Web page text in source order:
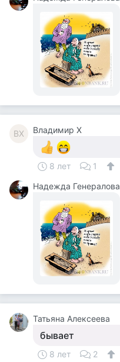
ВХ Владимир Х
8 лет 1
Надежда Генералова
Татьяна Алексеева
бывает
8 лет 2